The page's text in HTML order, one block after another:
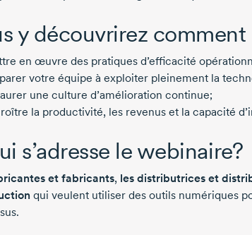
y découvrirez comment
en œuvre des pratiques d’efficacité
votre équipe à exploiter pleinement la
une culture d’amélioration continue;
la productivité, les revenus et la capacité
s’adresse le webinaire?
et fabricants, les distributrices et
qui veulent utiliser des outils numériques